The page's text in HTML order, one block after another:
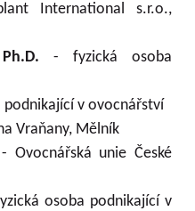
International s.r.o.,
- fyzická osoba
podnikající v ovocnářství
Vraňany, Mělník
- Ovocnářská unie České
osoba podnikající v